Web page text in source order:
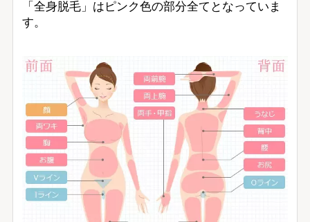
「全身脱毛」はピンク色の部分全てとなっていま
す。